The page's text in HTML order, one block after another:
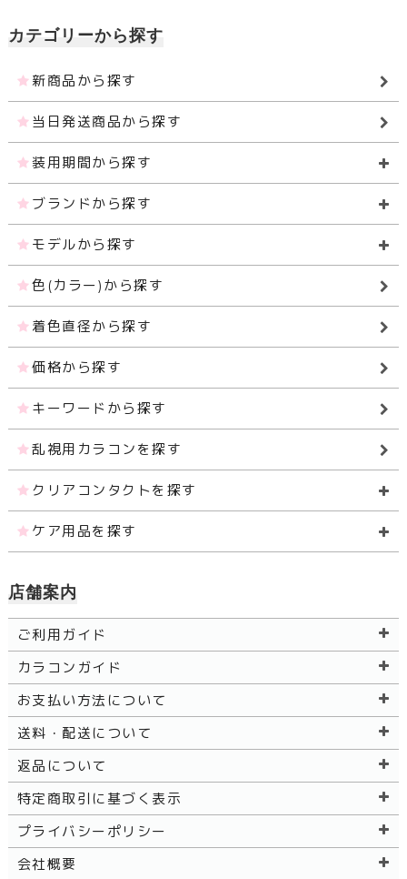
カテゴリーから探す
新商品から探す
当日発送商品から探す
装用期間から探す
ブランドから探す
モデルから探す
色(カラー)から探す
着色直径から探す
価格から探す
キーワードから探す
乱視用カラコンを探す
クリアコンタクトを探す
ケア用品を探す
店舗案内
ご利用ガイド
カラコンガイド
お支払い方法について
送料・配送について
返品について
特定商取引に基づく表示
プライバシーポリシー
会社概要